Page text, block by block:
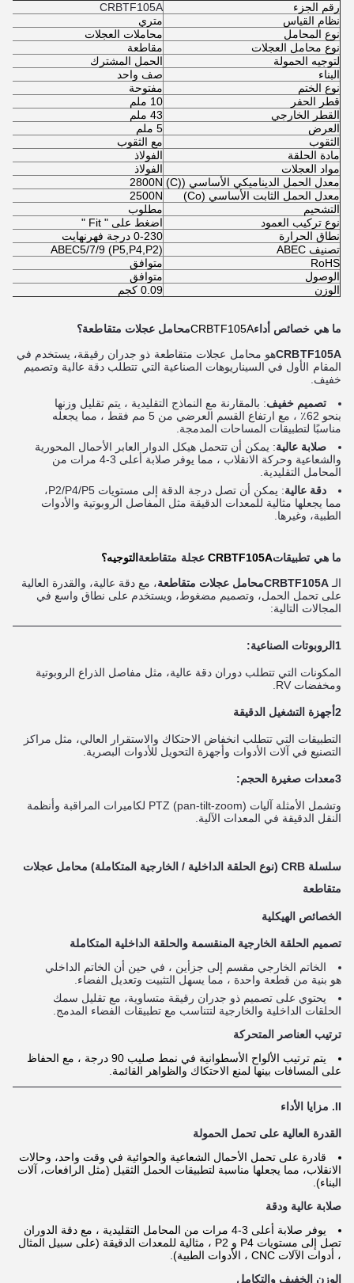
رقم الجزء
CRBTF105A
نظام القياس
متري
نوع المحامل
محاملات العجلات
نوع محامل العجلات
مقاطعة
لتوجيه الحمولة
الحمل المشترك
البناء
صف واحد
نوع الختم
مفتوحة
قطر الحفر
10 ملم
القطر الخارجي
43 ملم
العرض
5 ملم
الثقوب
مع الثقوب
مادة الحلقة
الفولاذ
مواد العجلات
الفولاذ
معدل الحمل الديناميكي الأساسي ((C)
2800N
معدل الحمل الثابت الأساسي (Co)
2500N
التشحيم
مطلوب
نوع تركيب العمود
اضغط على " Fit "
نطاق الحرارة
0-230 درجة فهرنهايت
تصنيف ABEC
ABEC5/7/9 (P5,P4,P2)
RoHS
متوافق
الوصول
متوافق
الوزن
0.09 كجم
ما هي خصائص أداءCRBTF105Aمحامل عجلات متقاطعة؟
CRBTF105Aهو محامل عجلات متقاطعة ذو جدران رقيقة، يستخدم في
المقام الأول في السيناريوهات الصناعية التي تتطلب دقة عالية وتصميم
خفيف.
تصميم خفيف: بالمقارنة مع النماذج التقليدية ، يتم تقليل وزنها
بنحو 62٪ ، مع ارتفاع القسم العرضي من 5 مم فقط ، مما يجعله
مناسبًا لتطبيقات المساحات المدمجة.
صلابة عالية: يمكن أن تتحمل هيكل الدوار العابر الأحمال المحورية
والشعاعية وحركة الانقلاب ، مما يوفر صلابة أعلى 3-4 مرات من
المحامل التقليدية.
دقة عالية
: يمكن أن تصل درجة الدقة إلى مستويات P2/P4/P5،
مما يجعلها مثالية للمعدات الدقيقة مثل المفاصل الروبوتية والأدوات
الطبية، وغيرها.
ما هي تطبيقاتCRBTF105A عجلة متقاطعة التوجيه؟
الـ CRBTF105Aمحامل عجلات متقاطعة، مع دقة عالية، والقدرة العالية
على تحمل الحمل، وتصميم مضغوط، ويستخدم على نطاق واسع في
المجالات التالية:
1الروبوتات الصناعية:
المكونات التي تتطلب دوران دقة عالية، مثل مفاصل الذراع الروبوتية
ومخفضات RV.
2أجهزة التشغيل الدقيقة
التطبيقات التي تتطلب انخفاض الاحتكاك والاستقرار العالي، مثل مراكز
التصنيع في آلات الأدوات وأجهزة التحويل للأدوات البصرية.
3معدات صغيرة الحجم:
وتشمل الأمثلة آليات PTZ (pan-tilt-zoom) لكاميرات المراقبة وأنظمة
النقل الدقيقة في المعدات الآلية.
سلسلة CRB (نوع الحلقة الداخلية / الخارجية المتكاملة) محامل عجلات
متقاطعة
الخصائص الهيكلية
تصميم الحلقة الخارجية المنقسمة والحلقة الداخلية المتكاملة
الخاتم الخارجي مقسم إلى جزأين ، في حين أن الخاتم الداخلي
هو بنية من قطعة واحدة ، مما يسهل التثبيت وتعديل الفضاء.
يحتوي على تصميم ذو جدران رقيقة متساوية، مع تقليل سمك
الحلقات الداخلية والخارجية لتتناسب مع تطبيقات الفضاء المدمج.
ترتيب العناصر المتحركة
يتم ترتيب الألواح الأسطوانية في نمط صليب 90 درجة ، مع الحفاظ
على المسافات بينها لمنع الاحتكاك والظواهر القائمة.
II. مزايا الأداء
القدرة العالية على تحمل الحمولة
قادرة على تحمل الأحمال الشعاعية والحوائية في وقت واحد، وحالات
الانقلاب، مما يجعلها مناسبة لتطبيقات الحمل الثقيل (مثل الرافعات، آلات
البناء).
صلابة عالية ودقة
يوفر صلابة أعلى 3-4 مرات من المحامل التقليدية ، مع دقة الدوران
تصل إلى مستويات P4 و P2 ، مثالية للمعدات الدقيقة (على سبيل المثال
، أدوات الآلات CNC ، الأدوات الطبية).
الوزن الخفيف والتكامل